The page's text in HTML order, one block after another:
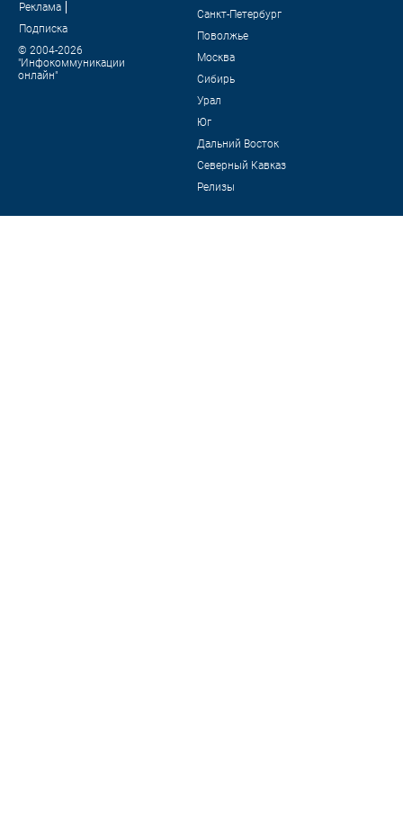
Реклама
Подписка
© 2004-2026
"Инфокоммуникации
онлайн"
Санкт-Петербург
Поволжье
Москва
Сибирь
Урал
Юг
Дальний Восток
Северный Кавказ
Релизы